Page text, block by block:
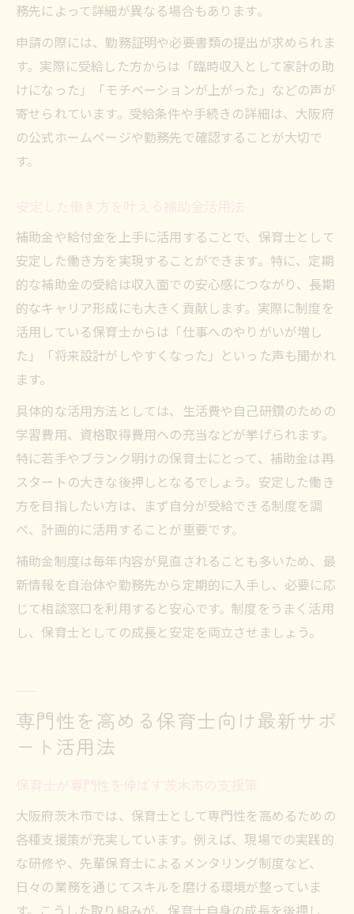
務先によって詳細が異なる場合もあります。
申請の際には、勤務証明や必要書類の提出が求められま
す。実際に受給した方からは「臨時収入として家計の助
けになった」「モチベーションが上がった」などの声が
寄せられています。受給条件や手続きの詳細は、大阪府
の公式ホームページや勤務先で確認することが大切で
す。
安定した働き方を叶える補助金活用法
補助金や給付金を上手に活用することで、保育士として
安定した働き方を実現することができます。特に、定期
的な補助金の受給は収入面での安心感につながり、長期
的なキャリア形成にも大きく貢献します。実際に制度を
活用している保育士からは「仕事へのやりがいが増し
た」「将来設計がしやすくなった」といった声も聞かれ
ます。
具体的な活用方法としては、生活費や自己研鑽のための
学習費用、資格取得費用への充当などが挙げられます。
特に若手やブランク明けの保育士にとって、補助金は再
スタートの大きな後押しとなるでしょう。安定した働き
方を目指したい方は、まず自分が受給できる制度を調
べ、計画的に活用することが重要です。
補助金制度は毎年内容が見直されることも多いため、最
新情報を自治体や勤務先から定期的に入手し、必要に応
じて相談窓口を利用すると安心です。制度をうまく活用
し、保育士としての成長と安定を両立させましょう。
専門性を高める保育士向け最新サポ
ート活用法
保育士が専門性を伸ばす茨木市の支援策
大阪府茨木市では、保育士として専門性を高めるための
各種支援策が充実しています。例えば、現場での実践的
な研修や、先輩保育士によるメンタリング制度など、
日々の業務を通じてスキルを磨ける環境が整っていま
す。こうした取り組みが、保育士自身の成長を後押し